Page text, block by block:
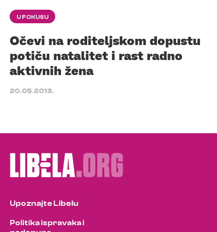
U FOKUSU
Očevi na roditeljskom dopustu
potiču natalitet i rast radno
aktivnih žena
20.05.2013.
Upoznajte Libelu
Politika ispravaka i